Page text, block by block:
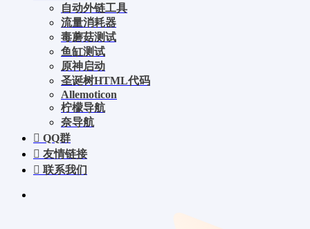
自动外链工具
流量消耗器
毒蘑菇测试
鱼缸测试
原神启动
圣诞树HTML代码
Allemoticon
柠檬导航
奈导航
QQ群
友情链接
联系我们